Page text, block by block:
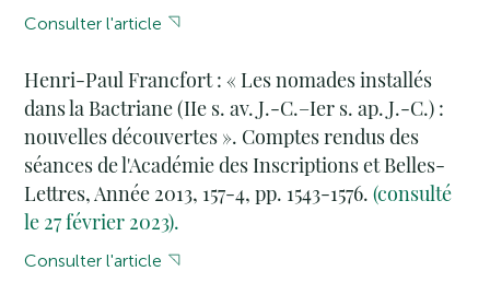
Consulter l'article
Henri-Paul Francfort : « Les nomades installés
dans la Bactriane (IIe s. av. J.-C.–Ier s. ap. J.-C.) :
nouvelles découvertes ». Comptes rendus des
séances de l'Académie des Inscriptions et Belles-
Lettres, Année 2013, 157-4, pp. 1543-1576.(consulté
le 27 février 2023).
Consulter l'article